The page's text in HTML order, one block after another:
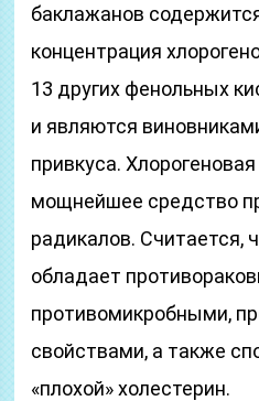
баклажанов
концентрация
13 других фенольных
и являются
привкуса.
мощнейшее средство
радикалов. Считается,
обладает
противомикробными,
свойствами, а также
«плохой» холестерин.